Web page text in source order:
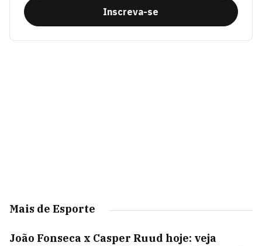
Inscreva-se
Mais de Esporte
João Fonseca x Casper Ruud hoje: veja